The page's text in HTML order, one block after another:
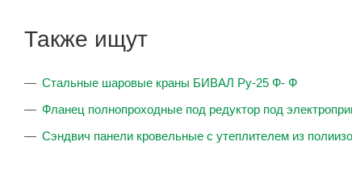
Также ищут
Стальные шаровые краны БИВАЛ Ру-25 Ф- Ф
Фланец полнопроходные под редуктор под
Сэндвич панели кровельные с утеплителем из